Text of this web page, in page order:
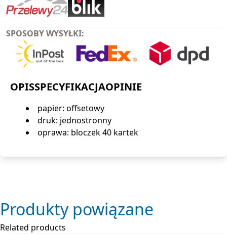
SPOSOBY WYSYŁKI:
OPISSPECYFIKACJAOPINIE
papier: offsetowy
druk: jednostronny
oprawa: bloczek 40 kartek
Produkty powiązane
Related products